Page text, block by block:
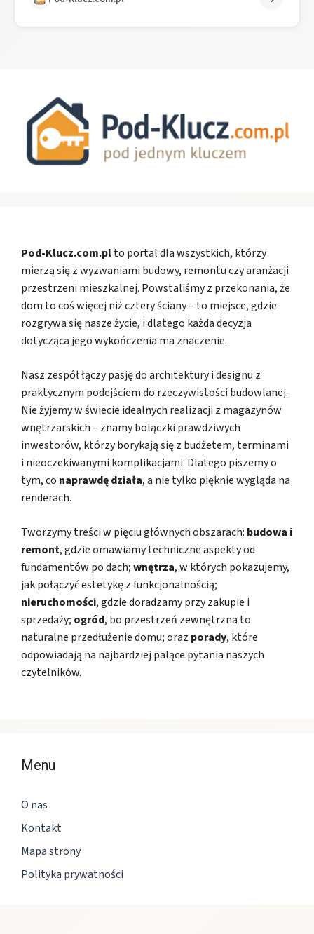
Pod-Klucz.com.plto portal dla wszystkich, którzy
mierzą się z wyzwaniami budowy, remontu czy aranżacji
przestrzeni mieszkalnej. Powstaliśmy z przekonania, że
dom to coś więcej niż cztery ściany – to miejsce, gdzie
rozgrywa się nasze życie, i dlatego każda decyzja
dotycząca jego wykończenia ma znaczenie.
Nasz zespół łączy pasję do architektury i designu z
praktycznym podejściem do rzeczywistości budowlanej.
Nie żyjemy w świecie idealnych realizacji z magazynów
wnętrzarskich – znamy bolączki prawdziwych
inwestorów, którzy borykają się z budżetem, terminami
i nieoczekiwanymi komplikacjami. Dlatego piszemy o
tym, co naprawdę działa, a nie tylko pięknie wygląda na
renderach.
Tworzymy treści w pięciu głównych obszarach: budowa i
remont, gdzie omawiamy techniczne aspekty od
fundamentów po dach;wnętrza, w których pokazujemy,
jak połączyć estetykę z funkcjonalnością;
nieruchomości, gdzie doradzamy przy zakupie i
sprzedaży; ogród, bo przestrzeń zewnętrzna to
naturalne przedłużenie domu; oraz porady, które
odpowiadają na najbardziej palące pytania naszych
czytelników.
Menu
O nas
Kontakt
Mapa strony
Polityka prywatności